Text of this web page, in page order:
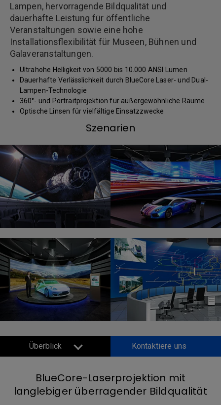
Lampen, hervorragende Bildqualität und
dauerhafte Leistung für öffentliche
Veranstaltungen sowie eine hohe
Installationsflexibilität für Museen, Bühnen und
Galaveranstaltungen.
Ultrahohe Helligkeit von 5000 bis 10.000 ANSI Lumen
Dauerhafte Verlässlichkeit durch BlueCore Laser- und Dual-
Lampen-Technologie
360°- und Portraitprojektion für außergewöhnliche Räume
Optische Linsen für vielfältige Einsatzzwecke
Szenarien
Überblick Kontaktiere uns
BlueCore-Laserprojektion mit
langlebiger überragender Bildqualität